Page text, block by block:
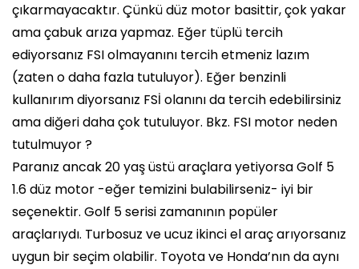
çıkarmayacaktır. Çünkü düz motor basittir, çok yakar
ama çabuk arıza yapmaz. Eğer tüplü tercih
ediyorsanız FSI olmayanını tercih etmeniz lazım
(zaten o daha fazla tutuluyor). Eğer benzinli
kullanırım diyorsanız FSİ olanını da tercih edebilirsiniz
ama diğeri daha çok tutuluyor. Bkz. FSI motor neden
tutulmuyor ?
Paranız ancak 20 yaş üstü araçlara yetiyorsa Golf 5
1.6 düz motor -eğer temizini bulabilirseniz- iyi bir
seçenektir. Golf 5 serisi zamanının popüler
araçlarıydı. Turbosuz ve ucuz ikinci el araç arıyorsanız
uygun bir seçim olabilir. Toyota ve Honda’nın da aynı